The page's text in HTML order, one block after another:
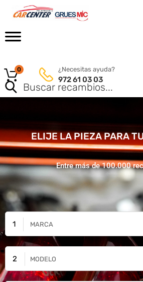
¿Necesitas ayuda?
972 61 03 03
0
ELIJE LA PIEZA PARA
Entre más de 100.000
MARCA
MODELO